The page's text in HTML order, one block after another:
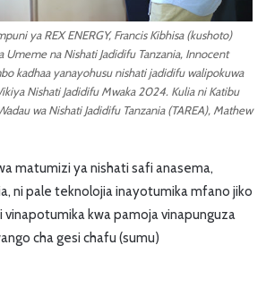
ya REX ENERGY, Francis Kibhisa (kushoto)
Umeme na Nishati Jadidifu Tanzania, Innocent
kadhaa yanayohusu nishati jadidifu walipokuwa
Nishati Jadidifu Mwaka 2024. Kulia ni Katibu
wa Nishati Jadidifu Tanzania (TAREA), Mathew
matumizi ya nishati safi anasema,
ni pale teknolojia inayotumika mfano jiko
vinapotumika kwa pamoja vinapunguza
cha gesi chafu (sumu)